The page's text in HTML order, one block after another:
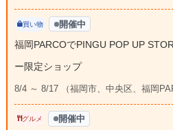
買い物 開催中
福岡PARCOでPINGU POP UP
ー限定ショップ
8/4 ～ 8/17 （福岡市、中央区、福岡
グルメ 開催中